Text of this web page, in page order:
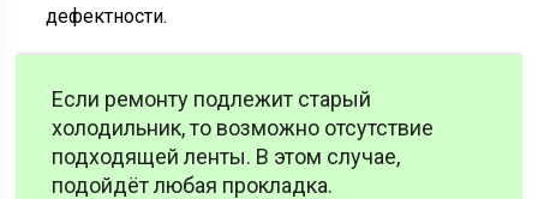
дефектности.
Если ремонту подлежит старый
холодильник, то возможно отсутствие
подходящей ленты. В этом случае,
подойдёт любая прокладка.